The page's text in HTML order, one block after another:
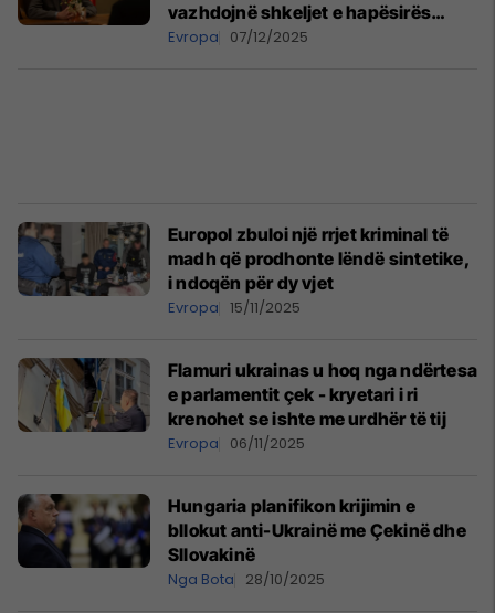
vazhdojnë shkeljet e hapësirës
ajrore evropiane
Evropa 07/12/2025
Europol zbuloi një rrjet kriminal të
madh që prodhonte lëndë sintetike,
i ndoqën për dy vjet
Evropa 15/11/2025
Flamuri ukrainas u hoq nga ndërtesa
e parlamentit çek - kryetari i ri
krenohet se ishte me urdhër të tij
Evropa 06/11/2025
Hungaria planifikon krijimin e
bllokut anti-Ukrainë me Çekinë dhe
Sllovakinë
Nga Bota 28/10/2025